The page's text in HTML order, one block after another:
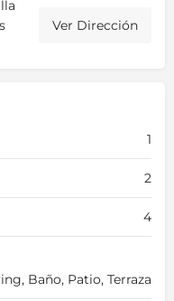
Ver Dirección
1
2
4
Baño, Patio, Terraza